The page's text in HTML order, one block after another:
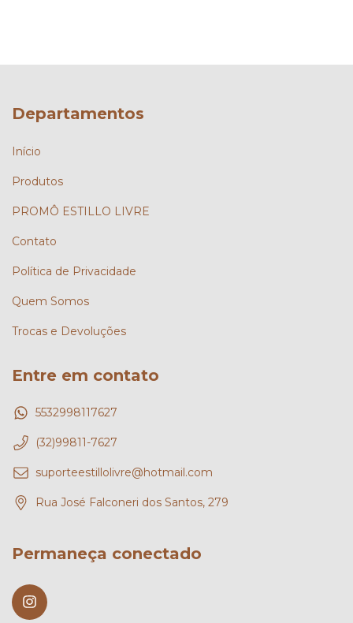
Departamentos
Início
Produtos
PROMÔ ESTILLO LIVRE
Contato
Política de Privacidade
Quem Somos
Trocas e Devoluções
Entre em contato
5532998117627
(32)99811-7627
suporteestillolivre@hotmail.com
Rua José Falconeri dos Santos, 279
Permaneça conectado